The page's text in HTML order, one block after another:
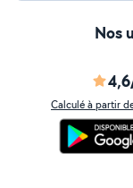
Nos
Calculé à partir